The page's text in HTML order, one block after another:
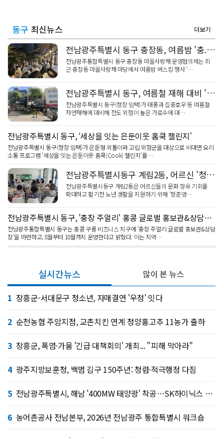
동구 최신뉴스 더보기
전남광주특별시 동구 충장동, 여름밤 '충.장.밤' 버스킹 성황
전남광주통합특별시 동구 충장동 마을사랑채 운영협의체는 최
근 충장동 마을사랑채 마당에서 여름밤 버스킹 행사 ‘…
전남광주특별시 동구, 여름철 재해 대비 '고위험 가로수 선제 정비'
전남광주특별시 동구(청장 임택)가 태풍과 집중호우 등 여름철
자연재해에 대비해 전도 위험이 높은 가로수에 대…
전남광주특별시 동구, ‘세상을 잇는 은둔이웃 홈쿡 챌린지’
전남광주특별시 동구(청장 임택)가 은둔형 외톨이와 고립 위험군을 대상으로 비대면 요리
소통 프로그램 ‘세상을 잇는 은둔이웃 홈쿡(Cook) 챌린지’를 …
전남광주특별시동구 계림2동, 어르신 '청춘영화관' 첫 운영
전남광주특별시동구 계림2동은 어르신들의 문화 향유 기회를
확대하고 활기찬 노년 생활을 지원하기 위해 '청춘영…
전남광주특별시 동구, '충장 주얼리' 홍콩 글로벌 홍보관&상담장 운영
전남광주통합특별시 동구는 홍콩 구룡 비즈니스 지구에 '충장 주얼리 글로벌 홍보관&상담
장'을 마련하고, 8월부터 10월까지 운영한다고 밝혔다. 이는 지역…
실시간뉴스
1 장흥군-서대문구 청소년, 자매결연 '우정' 잇다
2 순천농협 주암지점, 교촌치킨 연계 청양홍고추 11농가 출하
3 장흥군, 폭염·가뭄 '긴급 대책회의' 개최... "피해 막아라"
4 광주지방보훈청, 백범 김구 150주년: 청렴·적극행정 다짐
5 전남광주특별시, 해남 '400MW 태양광' 착공…SK하이닉스 공급
6 농어촌공사 전남본부, 2026년 전남광주 통합특별시 워크숍
많이 본 뉴스